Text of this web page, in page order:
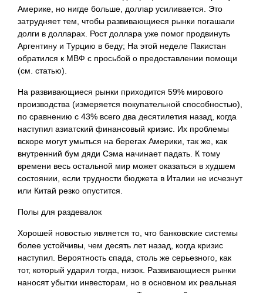
Америке, но нигде больше, доллар усиливается. Это
затрудняет тем, чтобы развивающиеся рынки погашали
долги в долларах. Рост доллара уже помог продвинуть
Аргентину и Турцию в беду; На этой неделе Пакистан
обратился к МВФ с просьбой о предоставлении помощи
(см. статью).
На развивающиеся рынки приходится 59% мирового
производства (измеряется покупательной способностью),
по сравнению с 43% всего два десятилетия назад, когда
наступил азиатский финансовый кризис. Их проблемы
вскоре могут умыться на берегах Америки, так же, как
внутренний бум дяди Сэма начинает падать. К тому
времени весь остальной мир может оказаться в худшем
состоянии, если трудности бюджета в Италии не исчезнут
или Китай резко опустится.
Полы для раздевалок
Хорошей новостью является то, что банковские системы
более устойчивы, чем десять лет назад, когда кризис
наступил. Вероятность спада, столь же серьезного, как
тот, который ударил тогда, низок. Развивающиеся рынки
наносят убытки инвесторам, но в основном их реальная